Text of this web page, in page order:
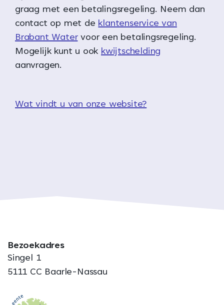
graag met een betalingsregeling. Neem dan
contact op met de klantenservice van
Brabant Watervoor een betalingsregeling.
Mogelijk kunt u ook kwijtschelding
aanvragen.
Wat vindt u van onze website?
Bezoekadres
Singel 1
5111 CC Baarle-Nassau